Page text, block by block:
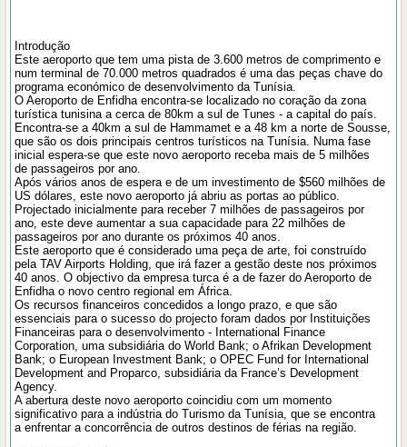
Introdução
Este aeroporto que tem uma pista de 3.600 metros de comprimento e
num terminal de 70.000 metros quadrados é uma das peças chave do
programa económico de desenvolvimento da Tunísia.
O Aeroporto de Enfidha encontra-se localizado no coração da zona
turística tunisina a cerca de 80km a sul de Tunes - a capital do país.
Encontra-se a 40km a sul de Hammamet e a 48 km a norte de Sousse,
que são os dois principais centros turísticos na Tunísia. Numa fase
inicial espera-se que este novo aeroporto receba mais de 5 milhões
de passageiros por ano.
Após vários anos de espera e de um investimento de $560 milhões de
US dólares, este novo aeroporto já abriu as portas ao público.
Projectado inicialmente para receber 7 milhões de passageiros por
ano, este deve aumentar a sua capacidade para 22 milhões de
passageiros por ano durante os próximos 40 anos.
Este aeroporto que é considerado uma peça de arte, foi construído
pela TAV Airports Holding, que irá fazer a gestão deste nos próximos
40 anos. O objectivo da empresa turca é a de fazer do Aeroporto de
Enfidha o novo centro regional em África.
Os recursos financeiros concedidos a longo prazo, e que são
essenciais para o sucesso do projecto foram dados por Instituições
Financeiras para o desenvolvimento - International Finance
Corporation, uma subsidiária do World Bank; o Afrikan Development
Bank; o European Investment Bank; o OPEC Fund for International
Development and Proparco, subsidiária da France’s Development
Agency.
A abertura deste novo aeroporto coincidiu com um momento
significativo para a indústria do Turismo da Tunísia, que se encontra
a enfrentar a concorrência de outros destinos de férias na região.